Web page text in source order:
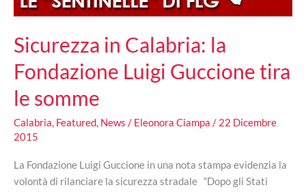
Sicurezza in Calabria: la
Fondazione Luigi Guccione tira
le somme
Calabria, Featured, News / Eleonora Ciampa / 22 Dicembre
2015
La Fondazione Luigi Guccione in una nota stampa evidenzia la
volontà di rilanciare la sicurezza stradale “Dopo gli Stati